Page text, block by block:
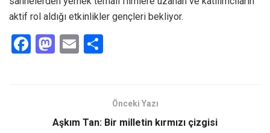
aktif rol aldığı etkinlikler gençleri bekliyor.
F
M
d
E
Önceki Yazı
Aşkım Tan: Bir milletin kırmızı çizgisi